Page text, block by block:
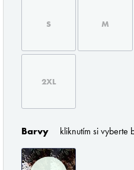
S M
2XL
Barvy kliknutím si vyberte
Pořádné prádlo pro
Z profesionálního úhlu pohledu